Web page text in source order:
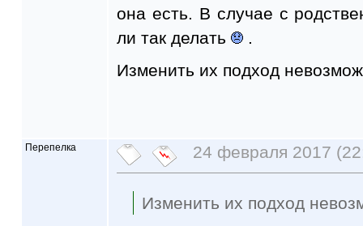
она есть. В случае с
ли так делать
.
Изменить их подход
Перепелка 24 февраля 2017
Изменить их подход